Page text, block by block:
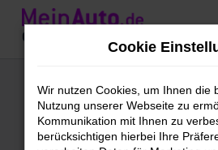
Zum
Hauptinhalt
Audi
kaufen mit
Cookie
Wir nutzen Cookies, um Ihnen die
Nutzung unserer Webseite zu
Kommunikation mit Ihnen zu
berücksichtigen hierbei Ihre